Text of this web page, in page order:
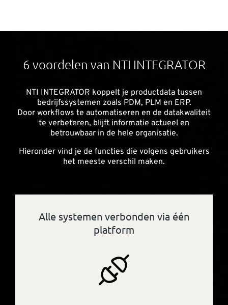
6 voordelen van NTI INTEGRATOR
NTI INTEGRATOR koppelt je productdata tussen
bedrijfssystemen zoals PDM, PLM en ERP.
Door workflows te automatiseren en de datakwaliteit
te verbeteren, blijft informatie actueel en
betrouwbaar in de hele organisatie.
Hieronder vind je de functies die volgens gebruikers
het meeste verschil maken.
Alle systemen verbonden via één
platform